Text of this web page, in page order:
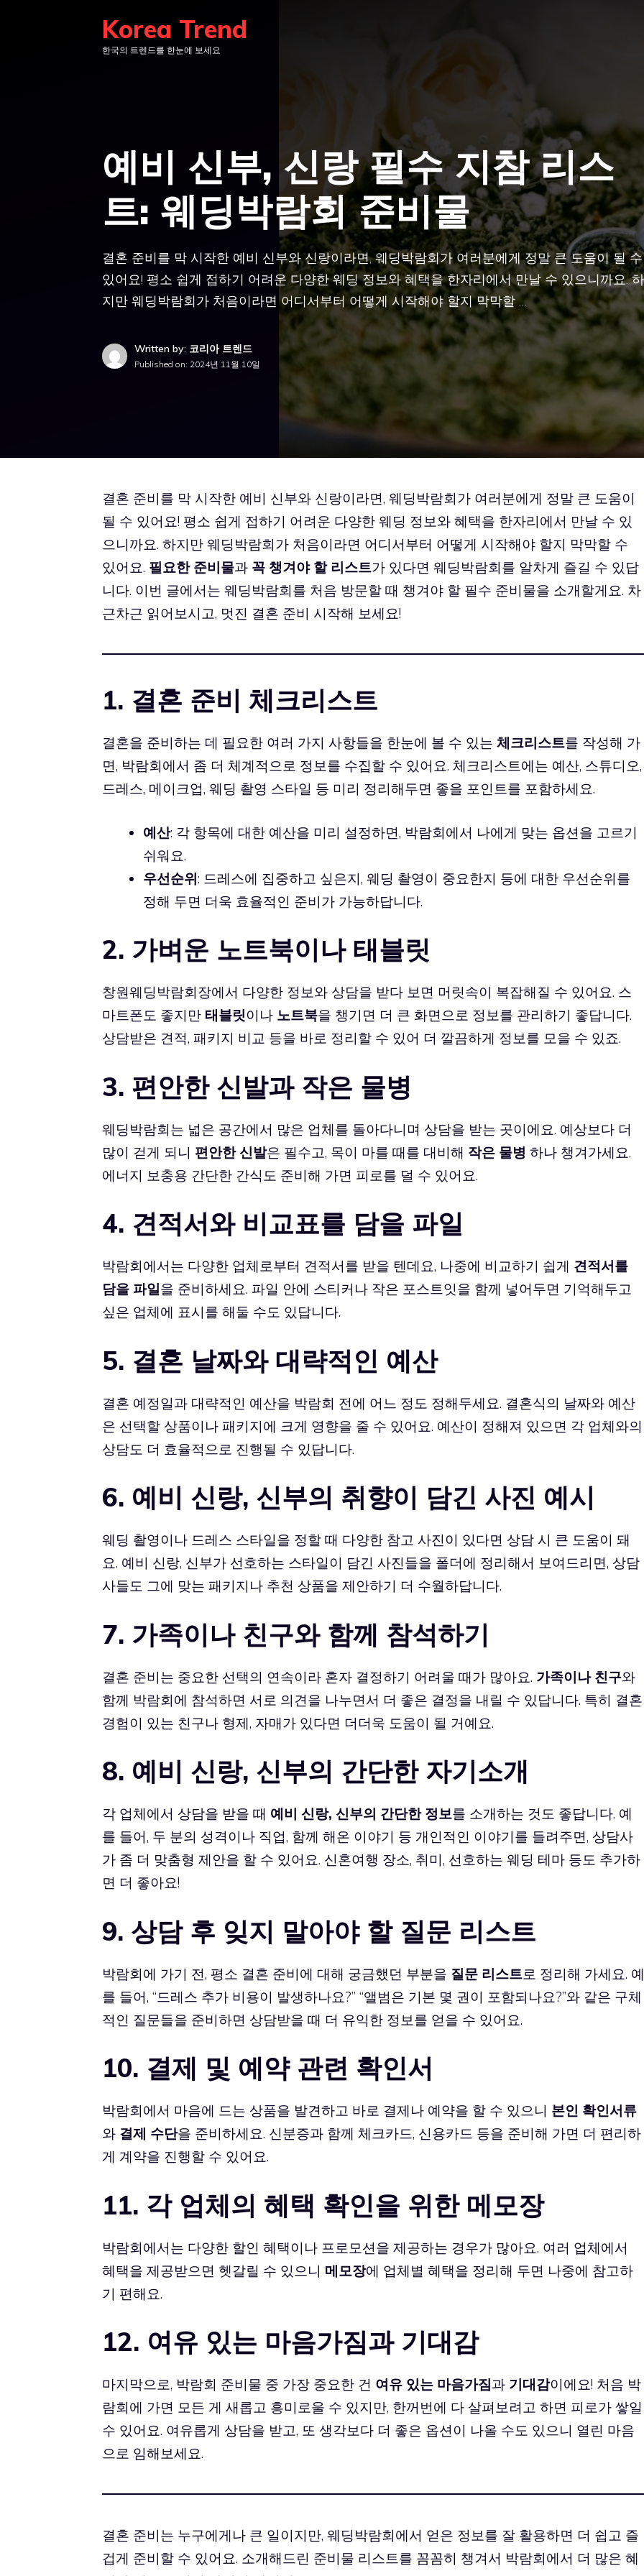
Korea Trend
한국의 트렌드를 한눈에 보세요
예비 신부, 신랑 필수 지참 리스
트: 웨딩박람회 준비물
결혼 준비를 막 시작한 예비 신부와 신랑이라면, 웨딩박람회가 여러분에게 정말 큰 도움이 될 수
있어요! 평소 쉽게 접하기 어려운 다양한 웨딩 정보와 혜택을 한자리에서 만날 수 있으니까요. 하
지만 웨딩박람회가 처음이라면 어디서부터 어떻게 시작해야 할지 막막할 …
Written by: 코리아 트렌드
Published on: 2024년 11월 10일
결혼 준비를 막 시작한 예비 신부와 신랑이라면, 웨딩박람회가 여러분에게 정말 큰 도움이
될 수 있어요! 평소 쉽게 접하기 어려운 다양한 웨딩 정보와 혜택을 한자리에서 만날 수 있
으니까요. 하지만 웨딩박람회가 처음이라면 어디서부터 어떻게 시작해야 할지 막막할 수
있어요. 필요한 준비물과 꼭 챙겨야 할 리스트가 있다면 웨딩박람회를 알차게 즐길 수 있답
니다. 이번 글에서는 웨딩박람회를 처음 방문할 때 챙겨야 할 필수 준비물을 소개할게요. 차
근차근 읽어보시고, 멋진 결혼 준비 시작해 보세요!
1. 결혼 준비 체크리스트
결혼을 준비하는 데 필요한 여러 가지 사항들을 한눈에 볼 수 있는 체크리스트를 작성해 가
면, 박람회에서 좀 더 체계적으로 정보를 수집할 수 있어요. 체크리스트에는 예산, 스튜디오,
드레스, 메이크업, 웨딩 촬영 스타일 등 미리 정리해두면 좋을 포인트를 포함하세요.
예산: 각 항목에 대한 예산을 미리 설정하면, 박람회에서 나에게 맞는 옵션을 고르기
쉬워요.
우선순위: 드레스에 집중하고 싶은지, 웨딩 촬영이 중요한지 등에 대한 우선순위를
정해 두면 더욱 효율적인 준비가 가능하답니다.
2. 가벼운 노트북이나 태블릿
창원웨딩박람회장에서 다양한 정보와 상담을 받다 보면 머릿속이 복잡해질 수 있어요. 스
마트폰도 좋지만 태블릿이나 노트북을 챙기면 더 큰 화면으로 정보를 관리하기 좋답니다.
상담받은 견적, 패키지 비교 등을 바로 정리할 수 있어 더 깔끔하게 정보를 모을 수 있죠.
3. 편안한 신발과 작은 물병
웨딩박람회는 넓은 공간에서 많은 업체를 돌아다니며 상담을 받는 곳이에요. 예상보다 더
많이 걷게 되니 편안한 신발은 필수고, 목이 마를 때를 대비해 작은 물병 하나 챙겨가세요.
에너지 보충용 간단한 간식도 준비해 가면 피로를 덜 수 있어요.
4. 견적서와 비교표를 담을 파일
박람회에서는 다양한 업체로부터 견적서를 받을 텐데요, 나중에 비교하기 쉽게 견적서를
담을 파일을 준비하세요. 파일 안에 스티커나 작은 포스트잇을 함께 넣어두면 기억해두고
싶은 업체에 표시를 해둘 수도 있답니다.
5. 결혼 날짜와 대략적인 예산
결혼 예정일과 대략적인 예산을 박람회 전에 어느 정도 정해두세요. 결혼식의 날짜와 예산
은 선택할 상품이나 패키지에 크게 영향을 줄 수 있어요. 예산이 정해져 있으면 각 업체와의
상담도 더 효율적으로 진행될 수 있답니다.
6. 예비 신랑, 신부의 취향이 담긴 사진 예시
웨딩 촬영이나 드레스 스타일을 정할 때 다양한 참고 사진이 있다면 상담 시 큰 도움이 돼
요. 예비 신랑, 신부가 선호하는 스타일이 담긴 사진들을 폴더에 정리해서 보여드리면, 상담
사들도 그에 맞는 패키지나 추천 상품을 제안하기 더 수월하답니다.
7. 가족이나 친구와 함께 참석하기
결혼 준비는 중요한 선택의 연속이라 혼자 결정하기 어려울 때가 많아요. 가족이나 친구와
함께 박람회에 참석하면 서로 의견을 나누면서 더 좋은 결정을 내릴 수 있답니다. 특히 결혼
경험이 있는 친구나 형제, 자매가 있다면 더더욱 도움이 될 거예요.
8. 예비 신랑, 신부의 간단한 자기소개
각 업체에서 상담을 받을 때 예비 신랑, 신부의 간단한 정보를 소개하는 것도 좋답니다. 예
를 들어, 두 분의 성격이나 직업, 함께 해온 이야기 등 개인적인 이야기를 들려주면, 상담사
가 좀 더 맞춤형 제안을 할 수 있어요. 신혼여행 장소, 취미, 선호하는 웨딩 테마 등도 추가하
면 더 좋아요!
9. 상담 후 잊지 말아야 할 질문 리스트
박람회에 가기 전, 평소 결혼 준비에 대해 궁금했던 부분을 질문 리스트로 정리해 가세요. 예
를 들어, “드레스 추가 비용이 발생하나요?” “앨범은 기본 몇 권이 포함되나요?”와 같은 구체
적인 질문들을 준비하면 상담받을 때 더 유익한 정보를 얻을 수 있어요.
10. 결제 및 예약 관련 확인서
박람회에서 마음에 드는 상품을 발견하고 바로 결제나 예약을 할 수 있으니 본인 확인서류
와 결제 수단을 준비하세요. 신분증과 함께 체크카드, 신용카드 등을 준비해 가면 더 편리하
게 계약을 진행할 수 있어요.
11. 각 업체의 혜택 확인을 위한 메모장
박람회에서는 다양한 할인 혜택이나 프로모션을 제공하는 경우가 많아요. 여러 업체에서
혜택을 제공받으면 헷갈릴 수 있으니 메모장에 업체별 혜택을 정리해 두면 나중에 참고하
기 편해요.
12. 여유 있는 마음가짐과 기대감
마지막으로, 박람회 준비물 중 가장 중요한 건 여유 있는 마음가짐과 기대감이에요! 처음 박
람회에 가면 모든 게 새롭고 흥미로울 수 있지만, 한꺼번에 다 살펴보려고 하면 피로가 쌓일
수 있어요. 여유롭게 상담을 받고, 또 생각보다 더 좋은 옵션이 나올 수도 있으니 열린 마음
으로 임해보세요.
결혼 준비는 누구에게나 큰 일이지만, 웨딩박람회에서 얻은 정보를 잘 활용하면 더 쉽고 즐
겁게 준비할 수 있어요. 소개해드린 준비물 리스트를 꼼꼼히 챙겨서 박람회에서 더 많은 혜